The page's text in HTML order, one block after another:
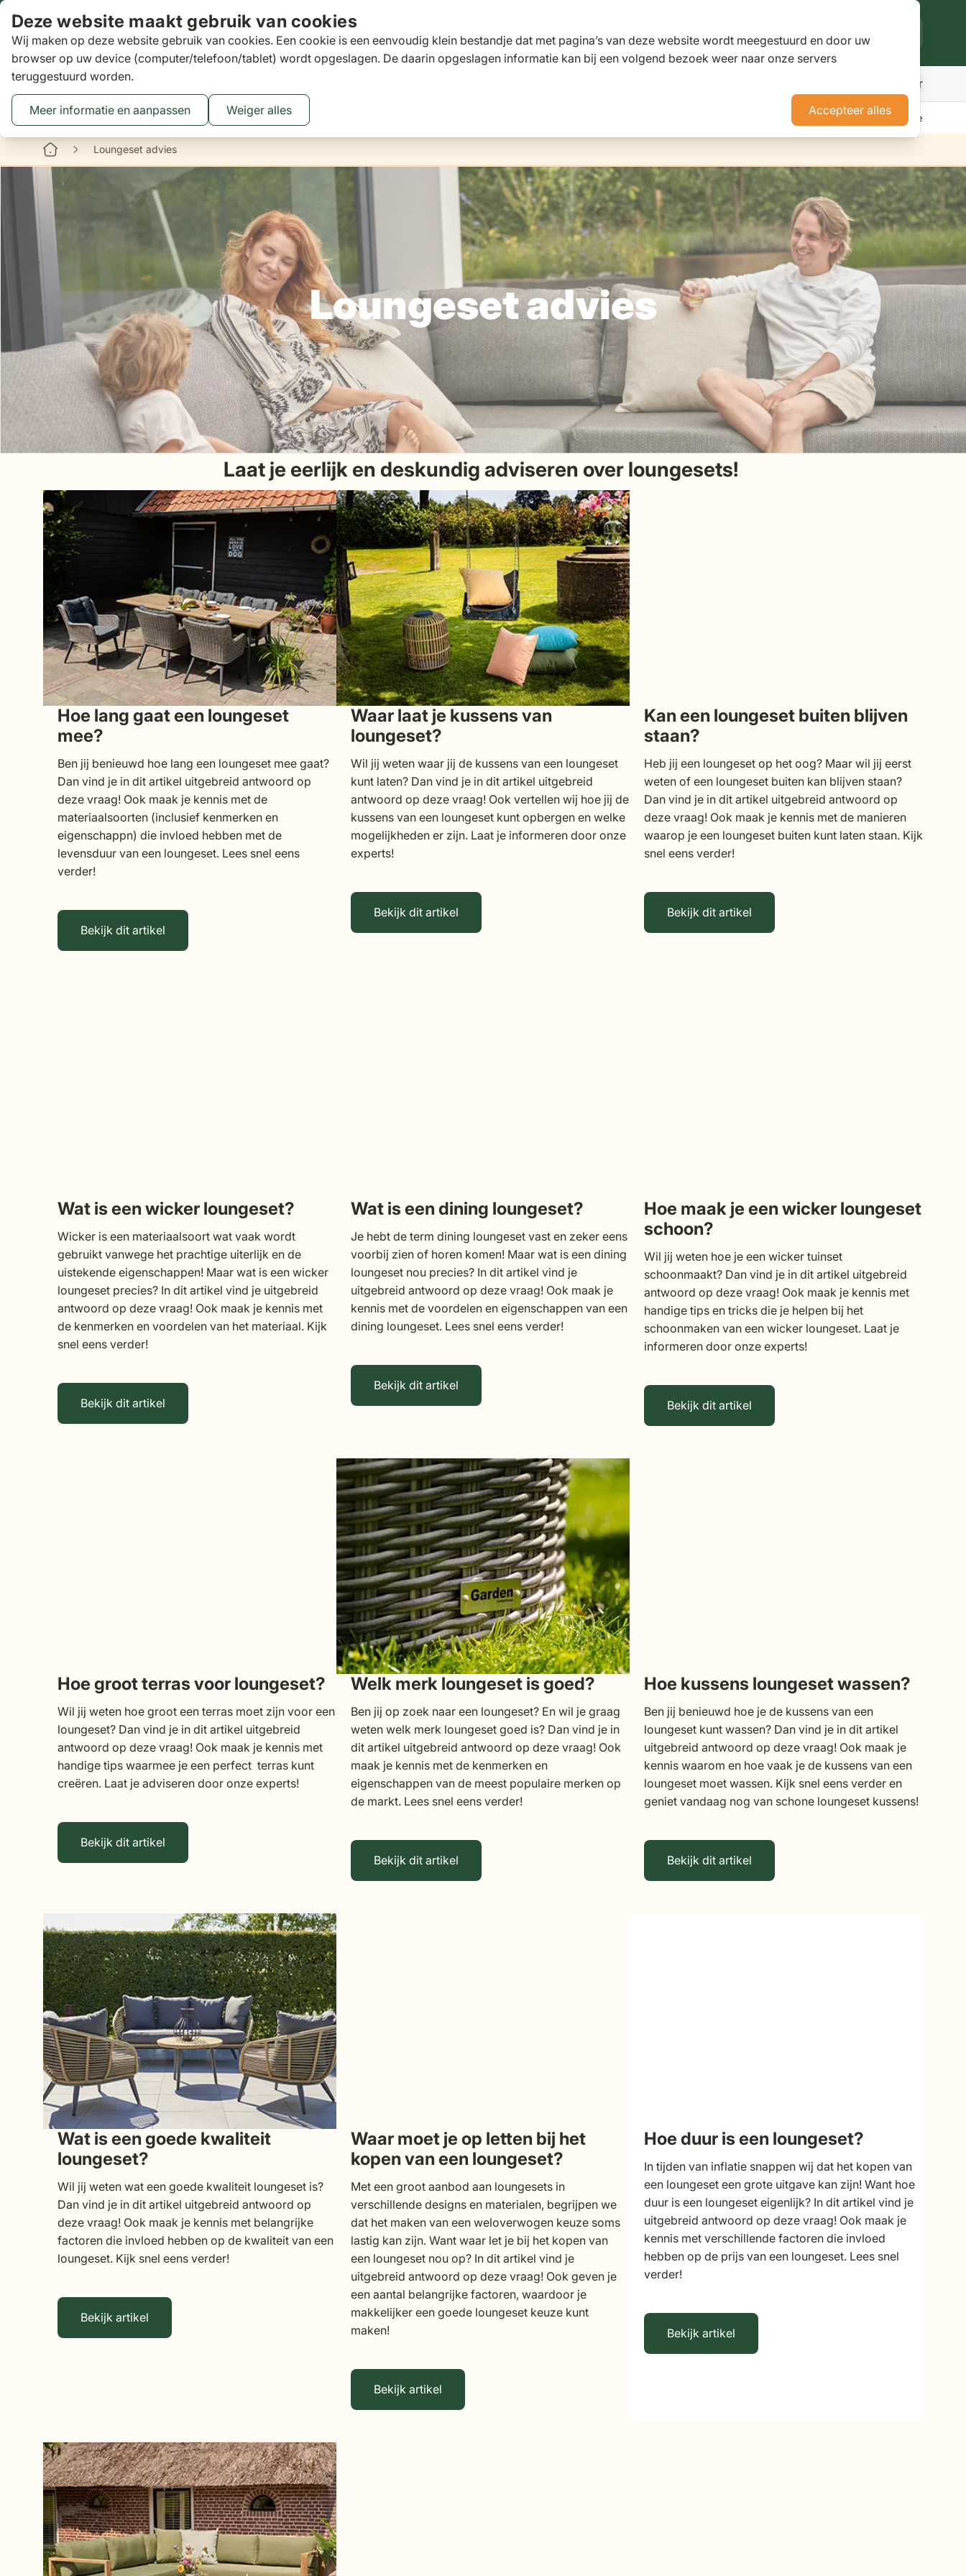
Deze website maakt gebruik van cookies
Wij maken op deze website gebruik van cookies. Een cookie is een eenvoudig klein bestandje dat met pagina’s van deze website wordt meegestuurd en door uw
browser op uw device (computer/telefoon/tablet) wordt opgeslagen. De daarin opgeslagen informatie kan bij een volgend bezoek weer naar onze servers
teruggestuurd worden.
Meer informatie en aanpassen Weiger alles Accepteer alles
Ga naar de inhoud
Zoeken
AanbiedingenTuinsets
Toggle submenu for Tuinsets
Toggle submenu for Loungesets
Toggle submenu for Tuinstoelen
Meer
Binnen 3 dagengratis bezorgd 16 XXL Experience Stores AdviesNieuwsKlantenservice
Loungeset advies
Loungeset advies
Laat je eerlijk en deskundig adviseren over loungesets!
Hoe lang gaat een loungeset
mee?
Ben jij benieuwd hoe lang een loungeset mee gaat?
Dan vind je in dit artikel uitgebreid antwoord op
deze vraag! Ook maak je kennis met de
materiaalsoorten (inclusief kenmerken en
eigenschappn) die invloed hebben met de
levensduur van een loungeset. Lees snel eens
verder!
Bekijk dit artikel
Waar laat je kussens van
loungeset?
Wil jij weten waar jij de kussens van een loungeset
kunt laten? Dan vind je in dit artikel uitgebreid
antwoord op deze vraag! Ook vertellen wij hoe jij de
kussens van een loungeset kunt opbergen en welke
mogelijkheden er zijn. Laat je informeren door onze
experts!
Bekijk dit artikel
Kan een loungeset buiten blijven
staan?
Heb jij een loungeset op het oog? Maar wil jij eerst
weten of een loungeset buiten kan blijven staan?
Dan vind je in dit artikel uitgebreid antwoord op
deze vraag! Ook maak je kennis met de manieren
waarop je een loungeset buiten kunt laten staan. Kijk
snel eens verder!
Bekijk dit artikel
Wat is een wicker loungeset?
Wicker is een materiaalsoort wat vaak wordt
gebruikt vanwege het prachtige uiterlijk en de
uistekende eigenschappen! Maar wat is een wicker
loungeset precies? In dit artikel vind je uitgebreid
antwoord op deze vraag! Ook maak je kennis met
de kenmerken en voordelen van het materiaal. Kijk
snel eens verder!
Bekijk dit artikel
Wat is een dining loungeset?
Je hebt de term dining loungeset vast en zeker eens
voorbij zien of horen komen! Maar wat is een dining
loungeset nou precies? In dit artikel vind je
uitgebreid antwoord op deze vraag! Ook maak je
kennis met de voordelen en eigenschappen van een
dining loungeset. Lees snel eens verder!
Bekijk dit artikel
Hoe maak je een wicker loungeset
schoon?
Wil jij weten hoe je een wicker tuinset
schoonmaakt? Dan vind je in dit artikel uitgebreid
antwoord op deze vraag! Ook maak je kennis met
handige tips en tricks die je helpen bij het
schoonmaken van een wicker loungeset. Laat je
informeren door onze experts!
Bekijk dit artikel
Hoe groot terras voor loungeset?
Wil jij weten hoe groot een terras moet zijn voor een
loungeset? Dan vind je in dit artikel uitgebreid
antwoord op deze vraag! Ook maak je kennis met
handige tips waarmee je een perfect terras kunt
creëren. Laat je adviseren door onze experts!
Bekijk dit artikel
Welk merk loungeset is goed?
Ben jij op zoek naar een loungeset? En wil je graag
weten welk merk loungeset goed is? Dan vind je in
dit artikel uitgebreid antwoord op deze vraag! Ook
maak je kennis met de kenmerken en
eigenschappen van de meest populaire merken op
de markt. Lees snel eens verder!
Bekijk dit artikel
Hoe kussens loungeset wassen?
Ben jij benieuwd hoe je de kussens van een
loungeset kunt wassen? Dan vind je in dit artikel
uitgebreid antwoord op deze vraag! Ook maak je
kennis waarom en hoe vaak je de kussens van een
loungeset moet wassen. Kijk snel eens verder en
geniet vandaag nog van schone loungeset kussens!
Bekijk dit artikel
Wat is een goede kwaliteit
loungeset?
Wil jij weten wat een goede kwaliteit loungeset is?
Dan vind je in dit artikel uitgebreid antwoord op
deze vraag! Ook maak je kennis met belangrijke
factoren die invloed hebben op de kwaliteit van een
loungeset. Kijk snel eens verder!
Bekijk artikel
Waar moet je op letten bij het
kopen van een loungeset?
Met een groot aanbod aan loungesets in
verschillende designs en materialen, begrijpen we
dat het maken van een weloverwogen keuze soms
lastig kan zijn. Want waar let je bij het kopen van
een loungeset nou op? In dit artikel vind je
uitgebreid antwoord op deze vraag! Ook geven je
een aantal belangrijke factoren, waardoor je
makkelijker een goede loungeset keuze kunt
maken!
Bekijk artikel
Hoe duur is een loungeset?
In tijden van inflatie snappen wij dat het kopen van
een loungeset een grote uitgave kan zijn! Want hoe
duur is een loungeset eigenlijk? In dit artikel vind je
uitgebreid antwoord op deze vraag! Ook maak je
kennis met verschillende factoren die invloed
hebben op de prijs van een loungeset. Lees snel
verder!
Bekijk artikel